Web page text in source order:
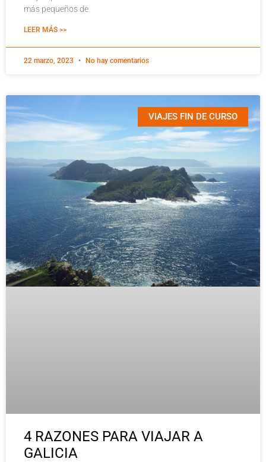
más pequeños de
LEER MÁS >>
22 marzo, 2023 No hay comentarios
VIAJES FIN DE CURSO
4 RAZONES PARA VIAJAR A
GALICIA